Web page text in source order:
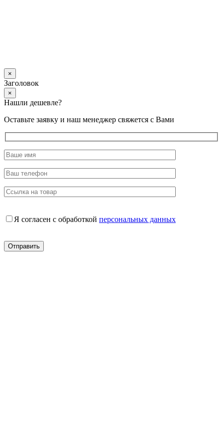
×
Заголовок
×
Нашли дешевле?
Оставьте заявку и наш менеджер свяжется с Вами
Я согласен с обработкой персональных данных